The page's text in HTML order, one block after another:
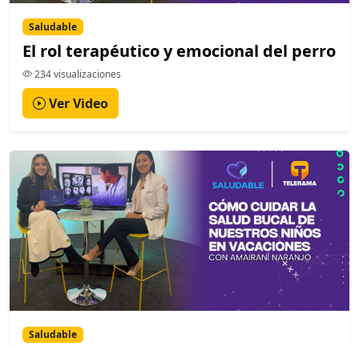
Saludable
El rol terapéutico y emocional del perro
234 visualizaciones
Ver Video
Saludable